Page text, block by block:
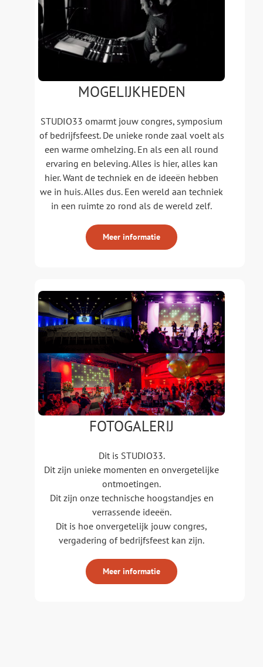
MOGELIJKHEDEN
STUDIO33 omarmt jouw congres, symposium
of bedrijfsfeest. De unieke ronde zaal voelt als
een warme omhelzing. En als een all round
ervaring en beleving. Alles is hier, alles kan
hier. Want de techniek en de ideeën hebben
we in huis. Alles dus. Een wereld aan techniek
in een ruimte zo rond als de wereld zelf.
Meer informatie
FOTOGALERIJ
Dit is STUDIO33.
Dit zijn unieke momenten en onvergetelijke
ontmoetingen.
Dit zijn onze technische hoogstandjes en
verrassende ideeën.
Dit is hoe onvergetelijk jouw congres,
vergadering of bedrijfsfeest kan zijn.
Meer informatie